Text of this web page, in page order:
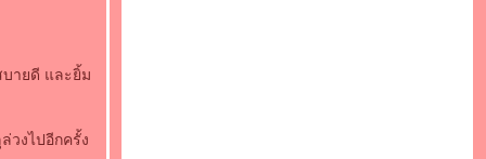
ายดี และยิ้ม
วงไปอีกครั้ง